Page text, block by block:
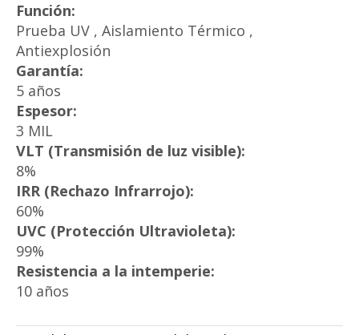
Función:
Prueba UV , Aislamiento Térmico ,
Antiexplosión
Garantía:
5 años
Espesor:
3 MIL
VLT (Transmisión de luz visible):
8%
IRR (Rechazo Infrarrojo):
60%
UVC (Protección Ultravioleta):
99%
Resistencia a la intemperie:
10 años